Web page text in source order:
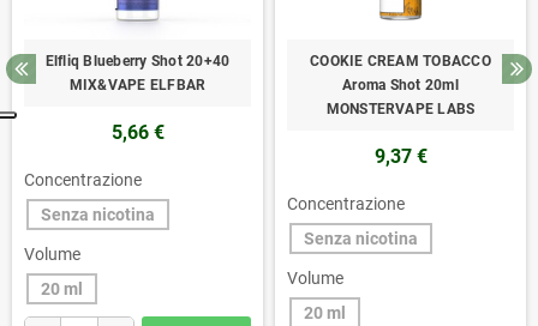
Elfliq Blueberry Shot 20+40
MIX&VAPE ELFBAR
5,66 €
Concentrazione
Senza nicotina
Volume
20 ml
COOKIE CREAM TOBACCO
Aroma Shot 20ml
MONSTERVAPE LABS
9,37 €
Concentrazione
Senza nicotina
Volume
20 ml